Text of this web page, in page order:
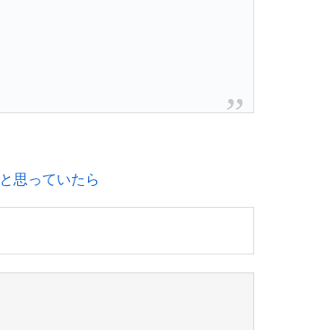
思っていたら